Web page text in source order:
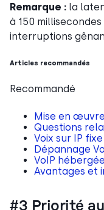
Remarque : la
à 150
interruptions
Articles recommandés
Recommandé
Mise en
Questions
Voix sur IP fixe
Dépannage
VoIP hébergée
Avantages et
#3 Priorité